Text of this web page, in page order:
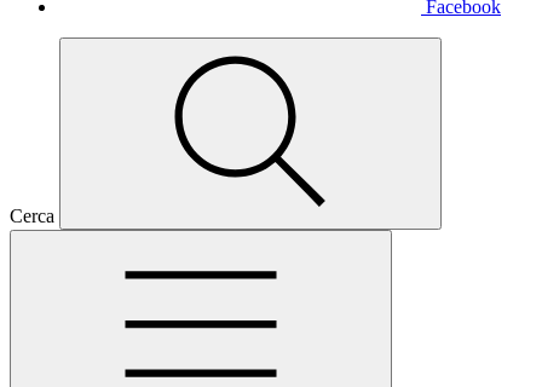
Facebook
Cerca